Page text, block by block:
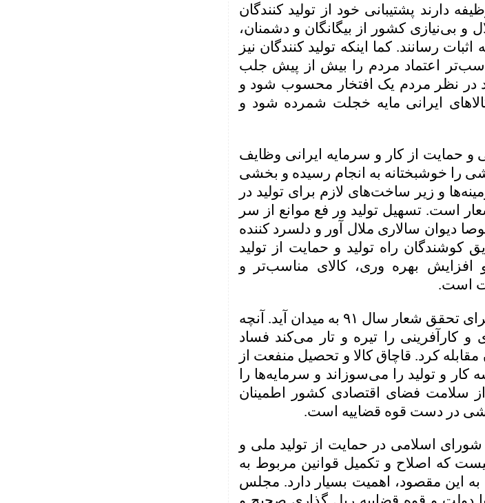
دارند پشتیبانی خود از تولید کنندگان
و بی‌نیازی کشور از بیگانگان و دشمنان،
رسانند. کما اینکه تولید کنندگان نیز
اعتماد مردم را بیش از پیش جلب
در نظر مردم یک افتخار محسوب شود و
ایرانی مایه خجلت شمرده شود و
و حمایت از کار و سرمایه ایرانی وظایف
را خوشبختانه به انجام رسیده و بخشی
و زیر ساخت‌های لازم برای تولید در
است. تسهیل تولید ور فع موانع از سر
دیوان سالاری ملال آور و دلسرد کننده
راه تولید و حمایت از تولید
و افزایش بهره وری، کالای مناسب‌تر و
است.
۵. قوه قضاییه نیز باید با عزم قوی برای تحقق شعار سال ۹۱ به میدان آید. آنچه
کارآفرینی را تیره و تار می‌کند فساد
کرد. قاچاق کالا و تحصیل منفعت از
و تولید را می‌سوزاند و سرمایه‌ها را
از سلامت فضای اقتصادی کشور اطمینان
در دست قوه قضاییه است.
اسلامی در حمایت از تولید ملی و
که اصلاح و تکمیل قوانین مربوط به
به این مقصود، اهمیت بسیار دارد. مجلس